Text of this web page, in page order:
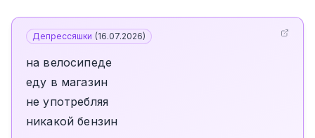
Депрессяшки (16.07.2026)
на велосипеде
еду в магазин
не употребляя
никакой бензин